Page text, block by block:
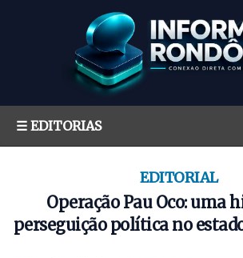
☰ EDITORIAS
EDITORIAL
Operação Pau Oco: uma
perseguição política no